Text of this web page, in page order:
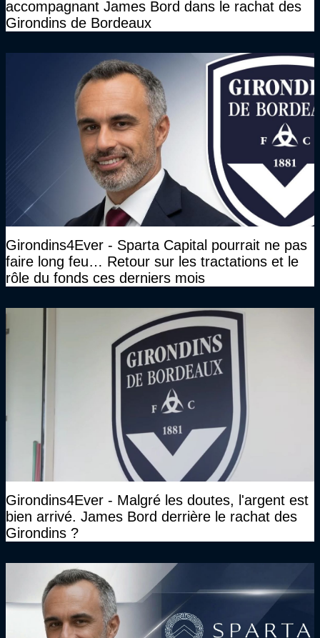
accompagnant James Bord dans le rachat des
Girondins de Bordeaux
Girondins4Ever - Sparta Capital pourrait ne pas
faire long feu… Retour sur les tractations et le
rôle du fonds ces derniers mois
Girondins4Ever - Malgré les doutes, l'argent est
bien arrivé. James Bord derrière le rachat des
Girondins ?